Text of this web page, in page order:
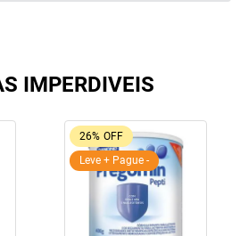
IMPERDIVEIS
26% OFF
Leve + Pague -